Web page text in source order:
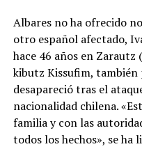
Albares no ha ofrecido
otro español afectado,
hace 46 años en Zarautz
kibutz Kissufim, también
desapareció tras el
nacionalidad chilena.
familia y con las
todos los hechos», se ha